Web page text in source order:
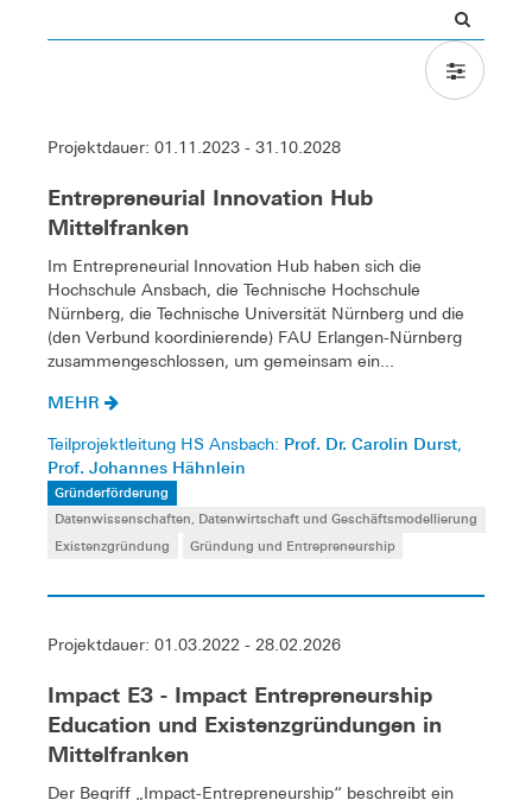
Projektdauer: 01.11.2023 - 31.10.2028
Entrepreneurial Innovation Hub
Mittelfranken
Im Entrepreneurial Innovation Hub haben sich die
Hochschule Ansbach, die Technische Hochschule
Nürnberg, die Technische Universität Nürnberg und die
(den Verbund koordinierende) FAU Erlangen-Nürnberg
zusammengeschlossen, um gemeinsam ein...
MEHR
Teilprojektleitung HS Ansbach: Prof. Dr. Carolin Durst,
Prof. Johannes Hähnlein
Gründerförderung
Datenwissenschaften, Datenwirtschaft und Geschäftsmodellierung
Existenzgründung
Gründung und Entrepreneurship
Projektdauer: 01.03.2022 - 28.02.2026
Impact E3 - Impact Entrepreneurship
Education und Existenzgründungen in
Mittelfranken
Der Begriff „Impact-Entrepreneurship“ beschreibt ein